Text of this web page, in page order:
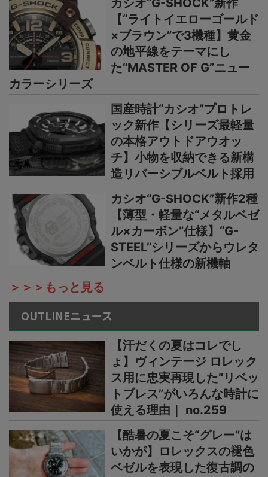
カシオ“G-SHOCK”新作
【“ライトイエローゴールド
×ブラウン”で3機種】黄金
の地平線をテーマにし
た“MASTER OF G”ニュー
カラーシリーズ
国産時計“カシオ”プロトレ
ック新作【シリーズ最軽量
の本格アウトドアウオッ
チ】小物を収納できる新構
造リバーシブルベルト採用
カシオ“G-SHOCK”新作2種
【薄型・軽量な“メタルベゼ
ル×カーボン”仕様】“G-
STEEL”シリーズからウレタ
ンベルト仕様の新機軸
＞＞＞もっと見る
OUTLINEニュース
【汗だくの夏はコレでし
ょ】ヴィンテージ ロレック
ス用に忠実再現した“リベッ
トブレス”がいろんな時計に
使える理由｜ no.259
【酷暑の夏こそ“グレー”は
いかが】ロレックスの褪色
ベゼルを表現した復古調の